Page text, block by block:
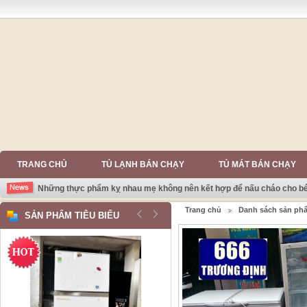
TRANG CHỦ TỦ LẠNH BÁN CHẠY TỦ MÁT BÁN CHẠY
Những thực phẩm kỵ nhau mẹ không nên kết hợp để nấu cháo cho
Trang chủ Danh sách sản
SẢN PHẨM TIÊU BIỂU